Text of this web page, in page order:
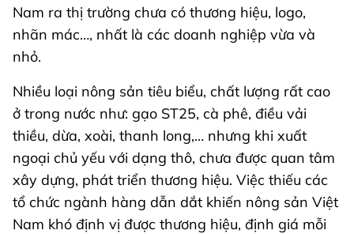
Nam ra thị trường chưa có thương hiệu, logo,
nhãn mác…, nhất là các doanh nghiệp vừa và
nhỏ.
Nhiều loại nông sản tiêu biểu, chất lượng rất cao
ở trong nước như: gạo ST25, cà phê, điều vải
thiều, dừa, xoài, thanh long,… nhưng khi xuất
ngoại chủ yếu với dạng thô, chưa được quan tâm
xây dựng, phát triển thương hiệu. Việc thiếu các
tổ chức ngành hàng dẫn dắt khiến nông sản Việt
Nam khó định vị được thương hiệu, định giá mỗi